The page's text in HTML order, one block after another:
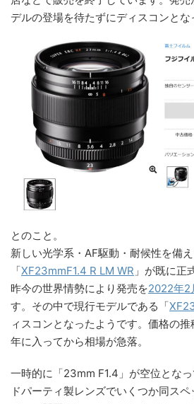
デルの登場を待たずにディスコンとな
とのこと。
新しい光学系・AF駆動・耐候性を備
「XF23mmF1.4 R LM WR 」が既に正
昨今の世界情勢により発売を2022年2
す。その中で現行モデルである「
ィスコンとなったようです。価格の
年に入ってから相場が急落。
一時的に「23mm F1.4」が空位とな
ドパーティ製レンズでいくつか同ス